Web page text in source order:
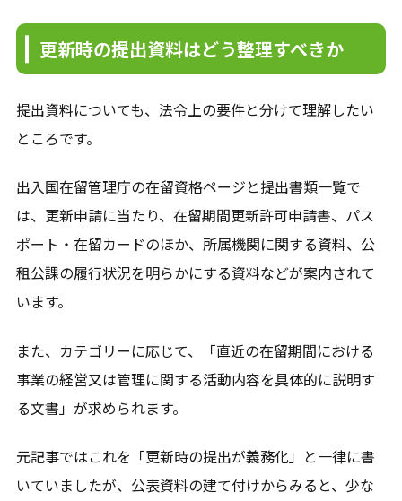
更新時の提出資料はどう整理すべきか
提出資料についても、法令上の要件と分けて理解したい
ところです。
出入国在留管理庁の在留資格ページと提出書類一覧で
は、更新申請に当たり、在留期間更新許可申請書、パス
ポート・在留カードのほか、所属機関に関する資料、公
租公課の履行状況を明らかにする資料などが案内されて
います。
また、カテゴリーに応じて、「直近の在留期間における
事業の経営又は管理に関する活動内容を具体的に説明す
る文書」が求められます。
元記事ではこれを「更新時の提出が義務化」と一律に書
いていましたが、公表資料の建て付けからみると、少な